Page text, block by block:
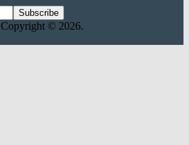
Copyright © 2026.